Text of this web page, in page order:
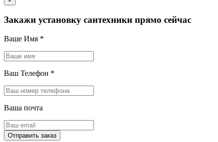
Закажи установку сантехники прямо сейчас
Ваше Имя *
Ваш Телефон *
Ваша почта